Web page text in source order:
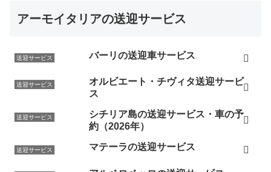
アーモイタリアの送迎サービス
送迎サービス バーリの送迎車サービス
送迎サービス
オルビエート・チヴィタ送迎サービ
ス
送迎サービス
シチリア島の送迎サービス・車の予
約（2026年）
送迎サービス マテーラの送迎サービス